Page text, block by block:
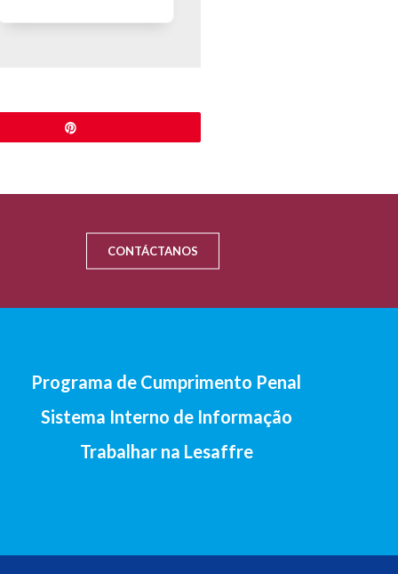
CONTÁCTANOS
Programa de Cumprimento Penal
Sistema Interno de Informação
Trabalhar na Lesaffre